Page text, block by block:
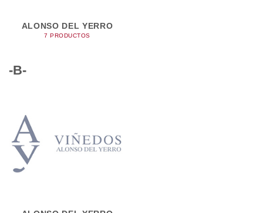
ALONSO DEL YERRO
7 PRODUCTOS
-B-